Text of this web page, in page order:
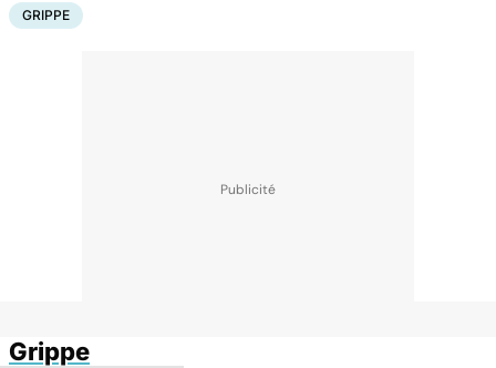
GRIPPE
Grippe